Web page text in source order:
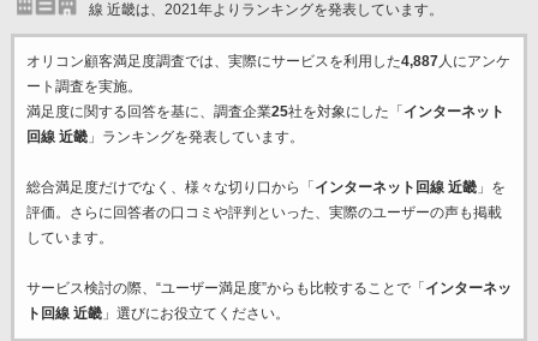
線 近畿は、2021年よりランキングを発表しています。
オリコン顧客満足度調査では、実際にサービスを利用した4,887人にアンケ
ート調査を実施。
満足度に関する回答を基に、調査企業25社を対象にした「 インターネット
回線 近畿」ランキングを発表しています。
総合満足度だけでなく、様々な切り口から「 インターネット回線 近畿」を
評価。さらに回答者の口コミや評判といった、実際のユーザーの声も掲載
しています。
サービス検討の際、“ユーザー満足度”からも比較することで「 インターネッ
ト回線 近畿」選びにお役立てください。